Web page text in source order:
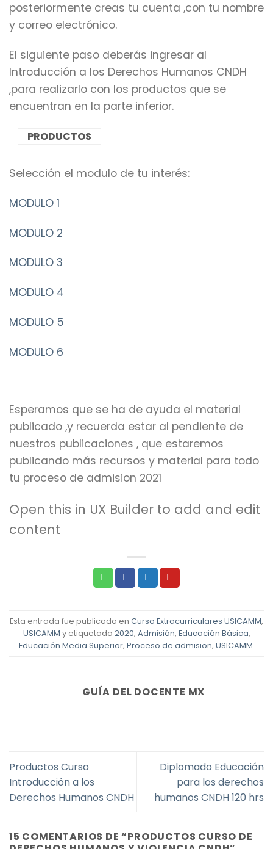
posteriormente creas tu cuenta ,con tu nombre
y correo electrónico.
El siguiente paso deberás ingresar al
Introducción a los Derechos Humanos CNDH
,para realizarlo con los productos que se
encuentran en la parte inferior.
PRODUCTOS
Selección el modulo de tu interés:
MODULO 1
MODULO 2
MODULO 3
MODULO 4
MODULO 5
MODULO 6
Esperamos que se ha de ayuda el material
publicado ,y recuerda estar al pendiente de
nuestros publicaciones , que estaremos
publicando más recursos y material para todo
tu proceso de admision 2021
Open this in UX Builder to add and edit
content
Esta entrada fue publicada en Curso Extracurriculares USICAMM,
USICAMM y etiquetada 2020, Admisión, Educación Básica,
Educación Media Superior, Proceso de admision, USICAMM.
GUÍA DEL DOCENTE MX
Productos Curso
Introducción a los
Derechos Humanos CNDH
Diplomado Educación
para los derechos
humanos CNDH 120 hrs
15 COMENTARIOS DE “PRODUCTOS CURSO DE